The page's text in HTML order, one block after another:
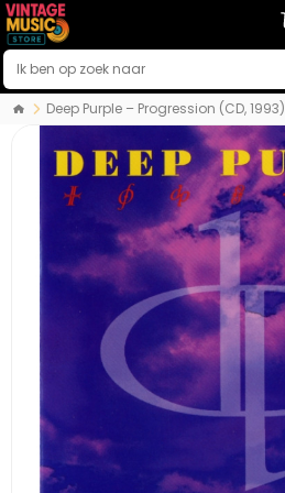
Deep Purple – Progression (CD, 1993)